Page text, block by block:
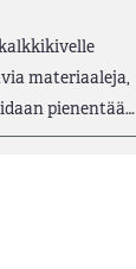
materiaaleja,
pienentää…